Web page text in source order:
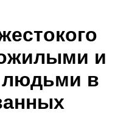
и
людьми в